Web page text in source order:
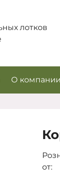
лотков
О компании
от:
связи и
варианты
и подберём